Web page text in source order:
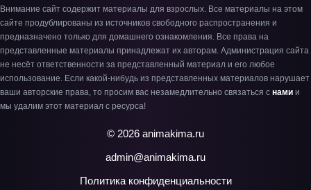
Внимание сайт содержит материалы для взрослых. Все материалы на этом
сайте продублированы из источников свободного распространения и
предназначено только для домашнего ознакомления. Все права на
представленные материалы принадлежат их авторам. Администрация сайта
не несёт ответственности за представленный материал и его любое
использование. Если какой-нибудь из представленных материалов нарушает
ваши авторские права, то просим вас незамедлительно связаться с нами и
мы удалим этот материал с ресурса!
© 2026 animakima.ru
admin@animakima.ru
Политика конфиденциальности